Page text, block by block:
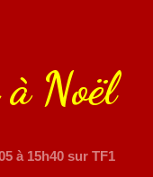
à Noël
à 15h40 sur TF1